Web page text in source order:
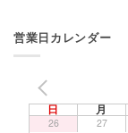
営業日カレンダー
日 月
26 27